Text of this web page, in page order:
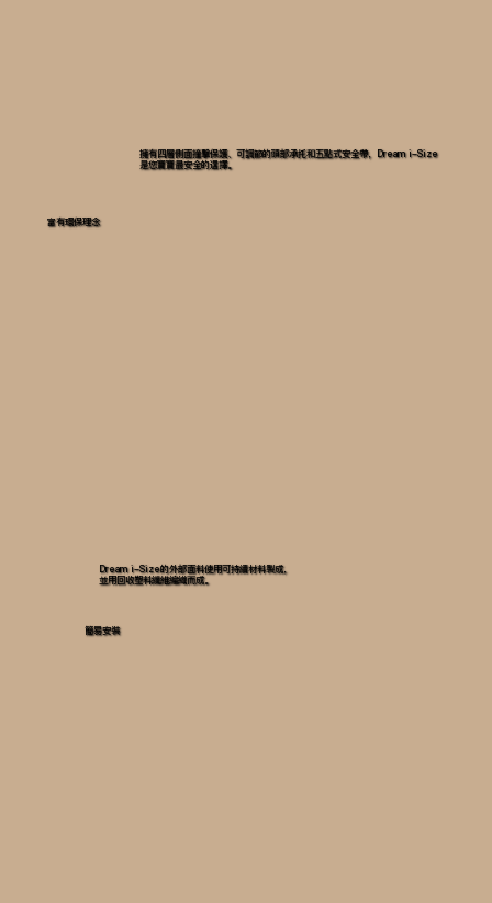
擁有四層側面撞擊保護、可調節的頭部承托和五點式安全帶，Dream i-Size
是您寶寶最安全的選擇。
簡易安裝
Dream i-Size的外部面料使用可持續材料製成，
並用回收塑料纖維編織而成。
富有環保理念